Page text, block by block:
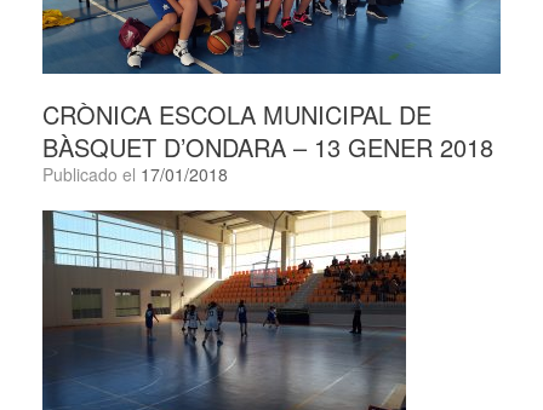
CRÒNICA ESCOLA MUNICIPAL DE
BÀSQUET D’ONDARA – 13 GENER 2018
Publicado el 17/01/2018